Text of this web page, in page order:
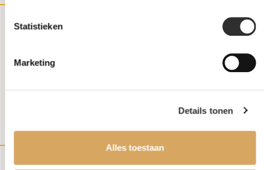
Statistieken
Marketing
Details tonen
Alles toestaan
030-6922292
info@weerdjanssen.nl